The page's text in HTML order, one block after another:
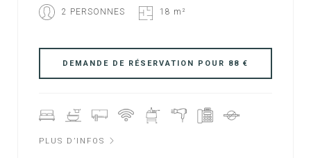
2 PERSONNES 18 m²
PLUS D’INFOS